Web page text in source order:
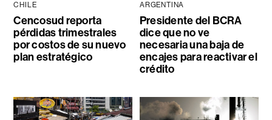
CHILE
Cencosud reporta
pérdidas trimestrales
por costos de su nuevo
plan estratégico
ARGENTINA
Presidente del BCRA
dice que no ve
necesaria una baja de
encajes para reactivar el
crédito